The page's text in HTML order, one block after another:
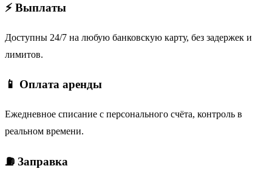
⚡ Выплаты
Доступны 24/7 на любую банковскую карту, без задержек и
лимитов.
📱 Оплата аренды
Ежедневное списание с персонального счёта, контроль в
реальном времени.
⛽ Заправка